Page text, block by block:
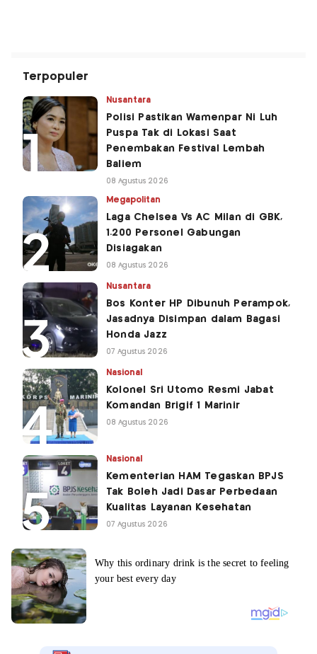
Terpopuler
Nusantara
Polisi Pastikan Wamenpar Ni Luh
Puspa Tak di Lokasi Saat
Penembakan Festival Lembah
Baliem
08 Agustus 2026
Megapolitan
Laga Chelsea Vs AC Milan di GBK,
1.200 Personel Gabungan
Disiagakan
08 Agustus 2026
Nusantara
Bos Konter HP Dibunuh Perampok,
Jasadnya Disimpan dalam Bagasi
Honda Jazz
07 Agustus 2026
Nasional
Kolonel Sri Utomo Resmi Jabat
Komandan Brigif 1 Marinir
08 Agustus 2026
Nasional
Kementerian HAM Tegaskan BPJS
Tak Boleh Jadi Dasar Perbedaan
Kualitas Layanan Kesehatan
07 Agustus 2026